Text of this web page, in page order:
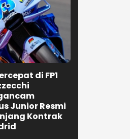
di FP1
Junior Resmi
Kontrak